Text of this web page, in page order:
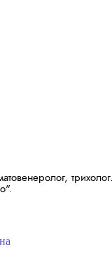
трихолог.